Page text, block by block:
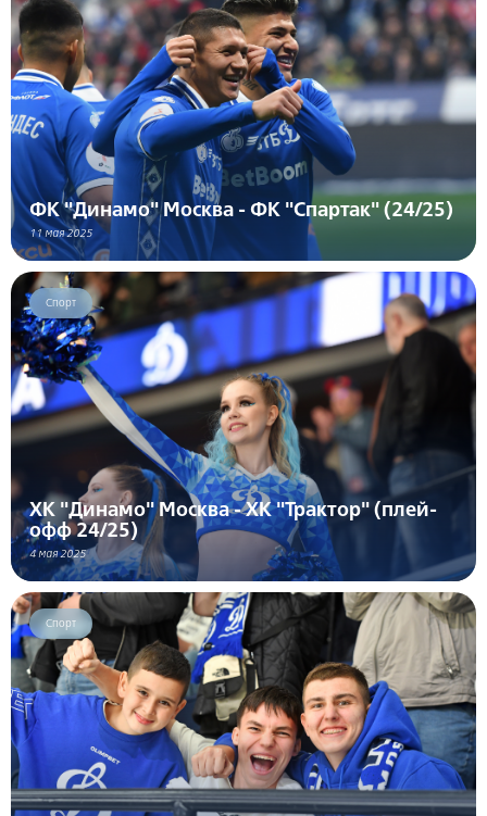
ФК "Динамо" Москва - ФК "Спартак" (24/25)
11 мая 2025
Спорт
ХК "Динамо" Москва - ХК "Трактор" (плей-
офф 24/25)
4 мая 2025
Спорт